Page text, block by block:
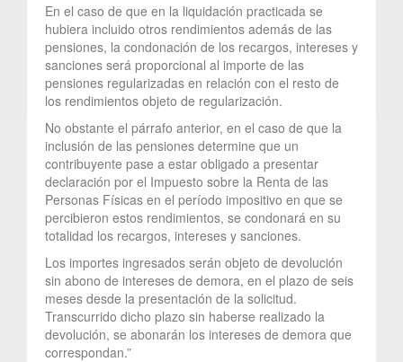
En el caso de que en la liquidación practicada se
hubiera incluido otros rendimientos además de las
pensiones, la condonación de los recargos, intereses y
sanciones será proporcional al importe de las
pensiones regularizadas en relación con el resto de
los rendimientos objeto de regularización.
No obstante el párrafo anterior, en el caso de que la
inclusión de las pensiones determine que un
contribuyente pase a estar obligado a presentar
declaración por el Impuesto sobre la Renta de las
Personas Físicas en el período impositivo en que se
percibieron estos rendimientos, se condonará en su
totalidad los recargos, intereses y sanciones.
Los importes ingresados serán objeto de devolución
sin abono de intereses de demora, en el plazo de seis
meses desde la presentación de la solicitud.
Transcurrido dicho plazo sin haberse realizado la
devolución, se abonarán los intereses de demora que
correspondan.”